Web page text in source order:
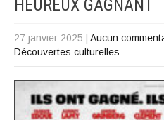
HEUREUX GAGNANT
27 janvier 2025 Aucun
Découvertes culturelles